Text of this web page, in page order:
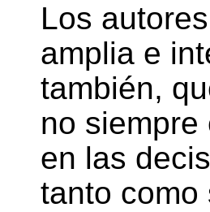
Los
amplia e
también,
no
en las
tanto como